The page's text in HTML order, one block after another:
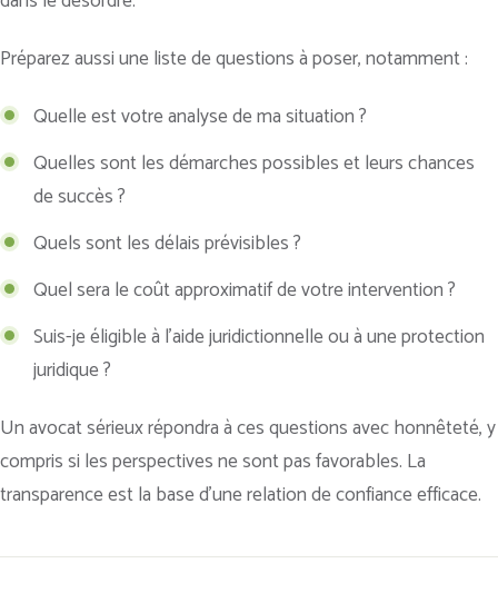
Préparez aussi une liste de questions à poser, notamment :
Quelle est votre analyse de ma situation ?
Quelles sont les démarches possibles et leurs chances
de succès ?
Quels sont les délais prévisibles ?
Quel sera le coût approximatif de votre intervention ?
Suis-je éligible à l’aide juridictionnelle ou à une protection
juridique ?
Un avocat sérieux répondra à ces questions avec honnêteté, y
compris si les perspectives ne sont pas favorables. La
transparence est la base d’une relation de confiance efficace.